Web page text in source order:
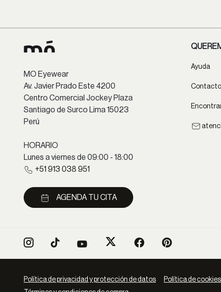
MO Eyewear
Av. Javier Prado Este 4200
Centro Comercial Jockey Plaza
Santiago de Surco Lima 15023
Perú
HORARIO
Lunes a viernes de 09:00 - 18:00
+51 913 038 951
AGENDA TU CITA
Ayuda
Contacto
Política de privacidad y protección de datos
Política de cookies